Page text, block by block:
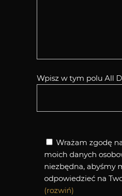
Wpisz w tym polu All
Wrażam zgodę
moich danych
niezbędna, abyśmy
odpowiedzieć na
(rozwiń)